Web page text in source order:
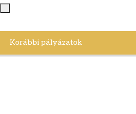
Korábbi pályázatok